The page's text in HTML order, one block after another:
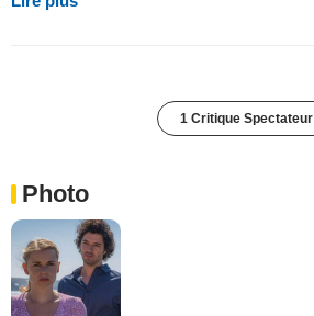
1 Critique Spectateur
Photo